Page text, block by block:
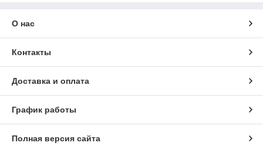
О нас
Контакты
Доставка и оплата
График работы
Полная версия сайта